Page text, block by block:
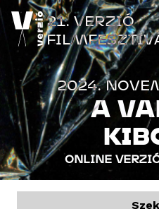
Jump to
ONLINE
A
21. VERZIÓ
2024.